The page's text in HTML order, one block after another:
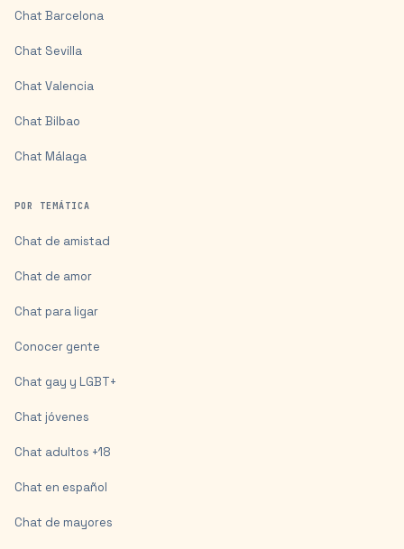
Chat Barcelona
Chat Sevilla
Chat Valencia
Chat Bilbao
Chat Málaga
POR TEMÁTICA
Chat de amistad
Chat de amor
Chat para ligar
Conocer gente
Chat gay y LGBT+
Chat jóvenes
Chat adultos +18
Chat en español
Chat de mayores